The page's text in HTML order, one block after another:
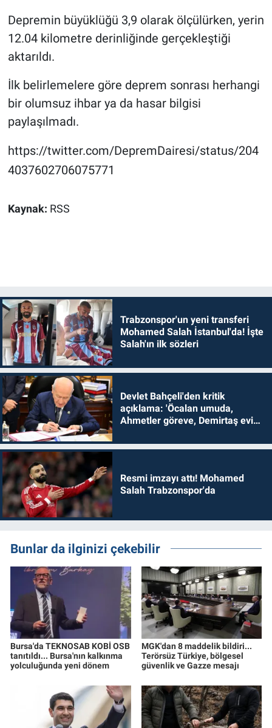
Depremin büyüklüğü 3,9 olarak ölçülürken, yerin
12.04 kilometre derinliğinde gerçekleştiği
aktarıldı.
İlk belirlemelere göre deprem sonrası herhangi
bir olumsuz ihbar ya da hasar bilgisi
paylaşılmadı.
https://twitter.com/DepremDairesi/status/204
4037602706075771
Kaynak: RSS
Trabzonspor'un yeni transferi
Mohamed Salah İstanbul'da! İşte
Salah'ın ilk sözleri
Devlet Bahçeli'den kritik
açıklama: 'Öcalan umuda,
Ahmetler göreve, Demirtaş evine
Resmi imzayı attı! Mohamed
Salah Trabzonspor'da
Bunlar da ilginizi çekebilir
Bursa'da TEKNOSAB KOBİ OSB
tanıtıldı... Bursa'nın kalkınma
yolculuğunda yeni dönem
MGK'dan 8 maddelik bildiri...
Terörsüz Türkiye, bölgesel
güvenlik ve Gazze mesajı